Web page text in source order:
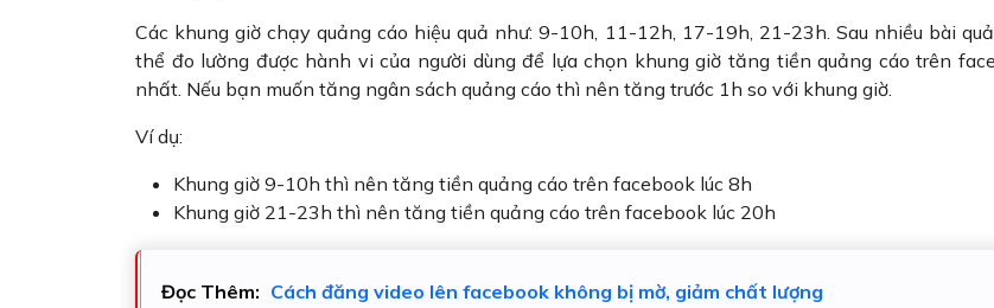
Các khung giờ chạy quảng cáo hiệu quả như: 9-10h, 11-12h, 17-19h, 21-23h. Sau nhiều bài
thể đo lường được hành vi của người dùng để lựa chọn khung giờ tăng tiền quảng cáo trên
nhất. Nếu bạn muốn tăng ngân sách quảng cáo thì nên tăng trước 1h so với khung giờ.
Ví dụ:
Khung giờ 9-10h thì nên tăng tiền quảng cáo trên facebook lúc 8h
Khung giờ 21-23h thì nên tăng tiền quảng cáo trên facebook lúc 20h
Đọc Thêm: Cách đăng video lên facebook không bị mờ, giảm chất lượng